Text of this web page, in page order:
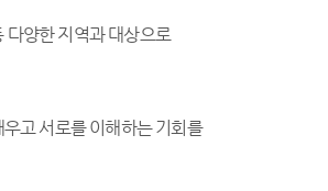
다양한 지역과 대상으로
고 서로를 이해하는 기회를